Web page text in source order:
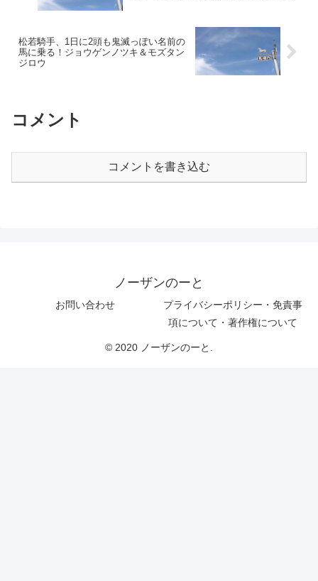
松若騎手、1日に2頭も鬼滅っぽい名前の
馬に乗る！ジョウゲンノツキ＆モズタン
ジロウ
コメント
コメントを書き込む
ノーザンのーと
お問い合わせ
プライバシーポリシー・免責事
項について・著作権について
© 2020 ノーザンのーと.